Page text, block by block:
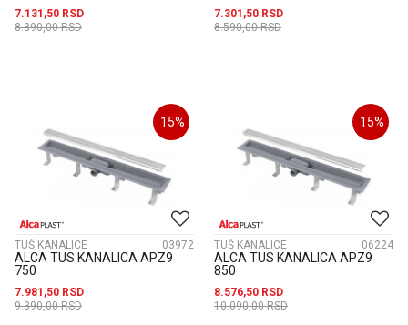
7.131,50 RSD
8.390,00RSD
7.301,50 RSD
8.590,00RSD
15%
TUŠ KANALICE 03972
ALCA TUS KANALICA APZ9
750
7.981,50 RSD
9.390,00RSD
15%
TUŠ KANALICE 06224
ALCA TUS KANALICA APZ9
850
8.576,50 RSD
10.090,00RSD